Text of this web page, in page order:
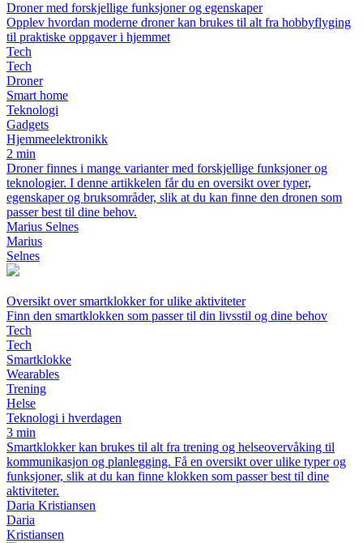
Droner med forskjellige funksjoner og egenskaper
Opplev hvordan moderne droner kan brukes til alt fra hobbyflyging
til praktiske oppgaver i hjemmet
Tech
Tech
Droner
Smart home
Teknologi
Gadgets
Hjemmeelektronikk
2 min
Droner finnes i mange varianter med forskjellige funksjoner og
teknologier. I denne artikkelen får du en oversikt over typer,
egenskaper og bruksområder, slik at du kan finne den dronen som
passer best til dine behov.
Marius Selnes
Marius
Selnes
Oversikt over smartklokker for ulike aktiviteter
Finn den smartklokken som passer til din livsstil og dine behov
Tech
Tech
Smartklokke
Wearables
Trening
Helse
Teknologi i hverdagen
3 min
Smartklokker kan brukes til alt fra trening og helseovervåking til
kommunikasjon og planlegging. Få en oversikt over ulike typer og
funksjoner, slik at du kan finne klokken som passer best til dine
aktiviteter.
Daria Kristiansen
Daria
Kristiansen